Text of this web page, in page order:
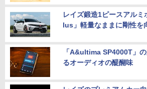
レイズ鍛造1ピースアル
lus」軽量なままに剛性を
「A&ultima SP4000T」
るオーディオの醍醐味